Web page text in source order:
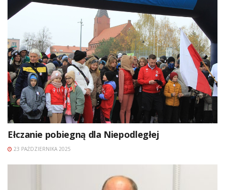
Ełczanie pobiegną dla Niepodległej
23 PAŹDZIERNIKA 2025